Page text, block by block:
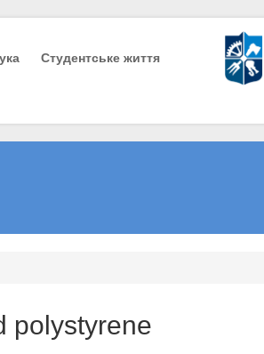
Студентське життя
polystyrene